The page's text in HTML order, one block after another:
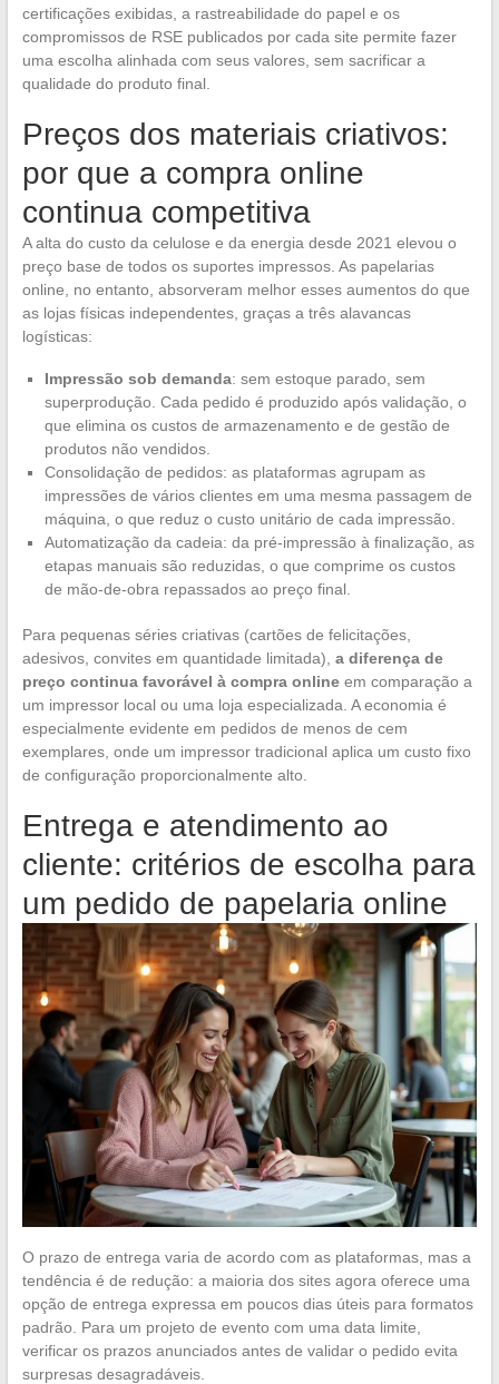
certificações exibidas, a rastreabilidade do papel e os
compromissos de RSE publicados por cada site permite fazer
uma escolha alinhada com seus valores, sem sacrificar a
qualidade do produto final.
Preços dos materiais criativos:
por que a compra online
continua competitiva
A alta do custo da celulose e da energia desde 2021 elevou o
preço base de todos os suportes impressos. As papelarias
online, no entanto, absorveram melhor esses aumentos do que
as lojas físicas independentes, graças a três alavancas
logísticas:
Impressão sob demanda: sem estoque parado, sem
superprodução. Cada pedido é produzido após validação, o
que elimina os custos de armazenamento e de gestão de
produtos não vendidos.
Consolidação de pedidos: as plataformas agrupam as
impressões de vários clientes em uma mesma passagem de
máquina, o que reduz o custo unitário de cada impressão.
Automatização da cadeia: da pré-impressão à finalização, as
etapas manuais são reduzidas, o que comprime os custos
de mão-de-obra repassados ao preço final.
Para pequenas séries criativas (cartões de felicitações,
adesivos, convites em quantidade limitada), a diferença de
preço continua favorável à compra onlineem comparação a
um impressor local ou uma loja especializada. A economia é
especialmente evidente em pedidos de menos de cem
exemplares, onde um impressor tradicional aplica um custo fixo
de configuração proporcionalmente alto.
Entrega e atendimento ao
cliente: critérios de escolha para
um pedido de papelaria online
O prazo de entrega varia de acordo com as plataformas, mas a
tendência é de redução: a maioria dos sites agora oferece uma
opção de entrega expressa em poucos dias úteis para formatos
padrão. Para um projeto de evento com uma data limite,
verificar os prazos anunciados antes de validar o pedido evita
surpresas desagradáveis.